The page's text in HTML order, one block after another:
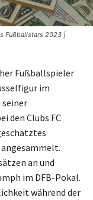
Fußballstars 2023 |
Fußballspieler
im
seiner
den Clubs FC
an und
im DFB-Pokal.
während der